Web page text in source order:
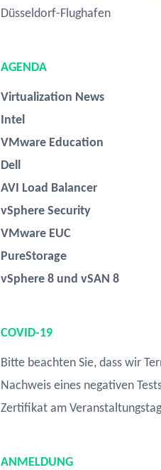
Düsseldorf-Flughafen
AGENDA
Virtualization News
Intel
VMware Education
Dell
AVI Load Balancer
vSphere Security
VMware EUC
PureStorage
vSphere 8 und vSAN 8
COVID-19
Bitte beachten Sie, dass wir
Nachweis eines negativen
Zertifikat am
ANMELDUNG